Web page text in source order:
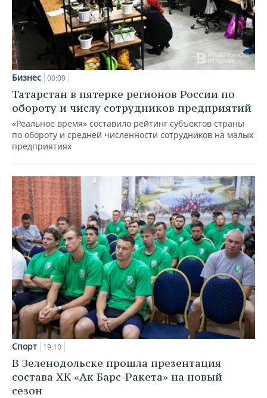
Бизнес 00:00
Татарстан в пятерке регионов России по
обороту и числу сотрудников предприятий
«Реальное время» составило рейтинг субъектов страны
по обороту и средней численности сотрудников на малых
предприятиях
Спорт 19:10
В Зеленодольске прошла презентация
состава ХК «Ак Барс-Ракета» на новый
сезон